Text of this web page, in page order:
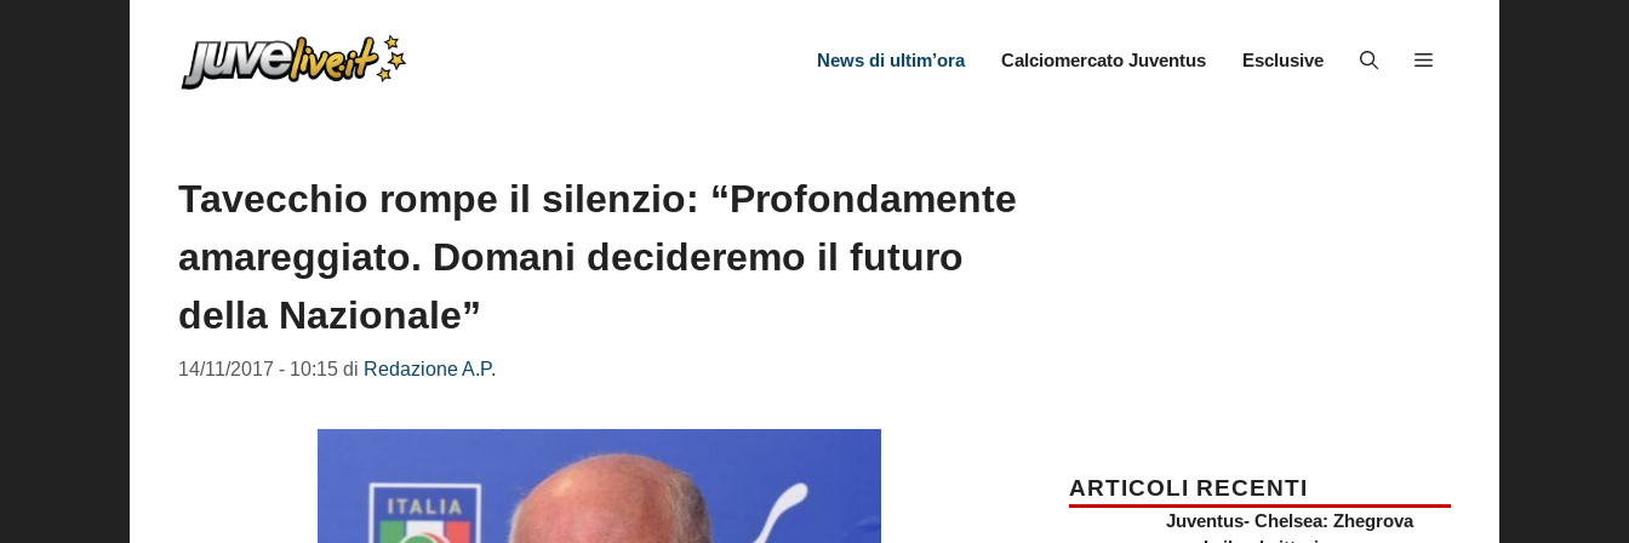
News di ultim’ora Calciomercato Juventus Esclusive
Tavecchio rompe il silenzio: “Profondamente
amareggiato. Domani decideremo il futuro
della Nazionale”
14/11/2017 - 10:15 di Redazione A.P.
ARTICOLI RECENTI
Juventus- Chelsea: Zhegrova